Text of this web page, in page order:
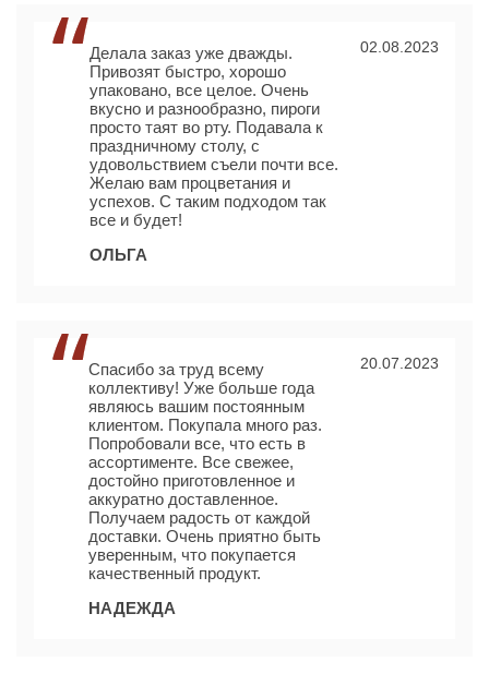
Делала заказ уже дважды.
Привозят быстро, хорошо
упаковано, все целое. Очень
вкусно и разнообразно, пироги
просто таят во рту. Подавала к
праздничному столу, с
удовольствием съели почти все.
Желаю вам процветания и
успехов. С таким подходом так
все и будет!
ОЛЬГА
02.08.2023
Спасибо за труд всему
коллективу! Уже больше года
являюсь вашим постоянным
клиентом. Покупала много раз.
Попробовали все, что есть в
ассортименте. Все свежее,
достойно приготовленное и
аккуратно доставленное.
Получаем радость от каждой
доставки. Очень приятно быть
уверенным, что покупается
качественный продукт.
НАДЕЖДА
20.07.2023